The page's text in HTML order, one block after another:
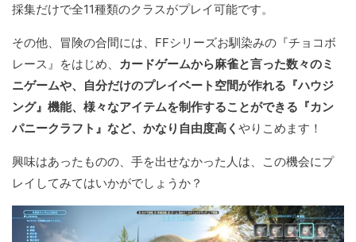
採集だけで全11種類のクラスがプレイ可能です。
その他、冒険の合間には、FFシリーズお馴染みの『チョコボ
レース』をはじめ、 カードゲームから麻雀と言った数々のミ
ニゲームや、自分だけのプレイベート空間が作れる『ハウジ
ング』機能、様々なアイテムを制作することができる『カン
パニークラフト』など、かなり自由度高く やりこめます！
興味はあったものの、手を出せなかった人は、この機会にプ
レイしてみてはいかがでしょうか？